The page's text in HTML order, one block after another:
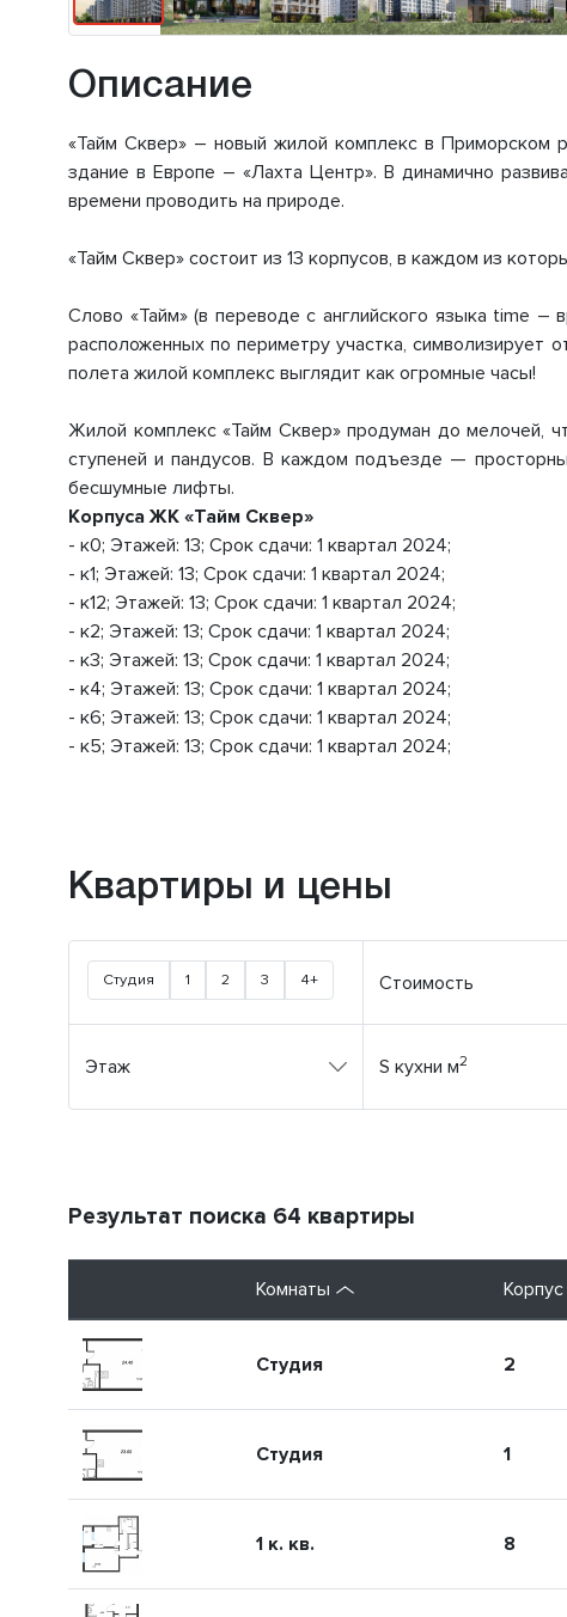
Описание
«Тайм Сквер» – новый жилой комплекс в Приморском
здание в Европе – «Лахта Центр». В динамично
времени проводить на природе.
«Тайм Сквер» состоит из 13 корпусов, в каждом из
Слово «Тайм» (в переводе с английского языка time
расположенных по периметру участка, символизирует
полета жилой комплекс выглядит как огромные часы!
Жилой комплекс «Тайм Сквер» продуман до мелочей,
ступеней и пандусов. В каждом подъезде —
бесшумные лифты.
Корпуса ЖК «Тайм Сквер»
- к0; Этажей: 13; Срок сдачи: 1 квартал 2024;
- к1; Этажей: 13; Срок сдачи: 1 квартал 2024;
- к12; Этажей: 13; Срок сдачи: 1 квартал 2024;
- к2; Этажей: 13; Срок сдачи: 1 квартал 2024;
- к3; Этажей: 13; Срок сдачи: 1 квартал 2024;
- к4; Этажей: 13; Срок сдачи: 1 квартал 2024;
- к6; Этажей: 13; Срок сдачи: 1 квартал 2024;
- к5; Этажей: 13; Срок сдачи: 1 квартал 2024;
Квартиры и цены
Студия 1 2 3 4+ Стоимость
Этаж S кухни м2
Результат поиска 64 квартиры
Комнаты Корпус
Студия 2
Студия 1
1 к. кв. 8